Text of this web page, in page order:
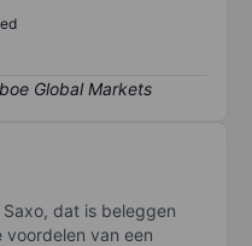
dat is beleggen
van een